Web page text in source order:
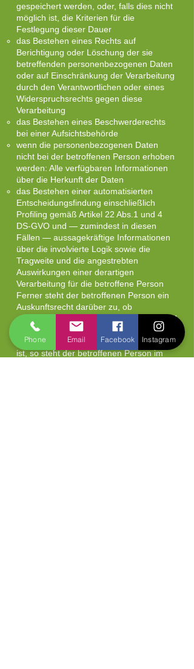
gespeichert werden, oder, falls dies nicht
möglich ist, die Kriterien für die
Festlegung dieser Dauer
das Bestehen eines Rechts auf
Berichtigung oder Löschung der sie
betreffenden personenbezogenen Daten
oder auf Einschränkung der Verarbeitung
durch den Verantwortlichen oder eines
Widerspruchsrechts gegen diese
Verarbeitung
das Bestehen eines Beschwerderechts
bei einer Aufsichtsbehörde
wenn die personenbezogenen Daten
nicht bei der betroffenen Person erhoben
werden: Alle verfügbaren Informationen
über die Herkunft der Daten
das Bestehen einer automatisierten
Entscheidungsfindung einschließlich
Profiling gemäß Artikel 22 Abs.1 und 4
DS-GVO und — zumindest in diesen
Fällen — aussagekräftige Informationen
über die involvierte Logik sowie die
Tragweite und die angestrebten
Auswirkungen einer derartigen
Verarbeitung für die betroffene Person
Ferner steht der betroffenen Person ein
Auskunftsrecht darüber zu, ob
personenbezogene Daten an ein Drittland
oder an eine internationale Organisation
übermittelt wurden. Sofern dies der Fall
ist, so steht der betroffenen Person im
Phone Email Facebook Instagram